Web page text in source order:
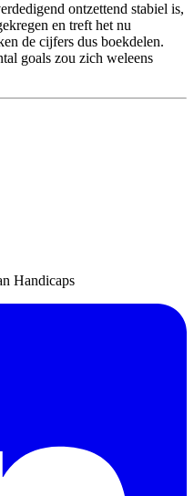
ontzettend stabiel is,
en treft het nu
de cijfers dus boekdelen.
goals zou zich weleens
Handicaps